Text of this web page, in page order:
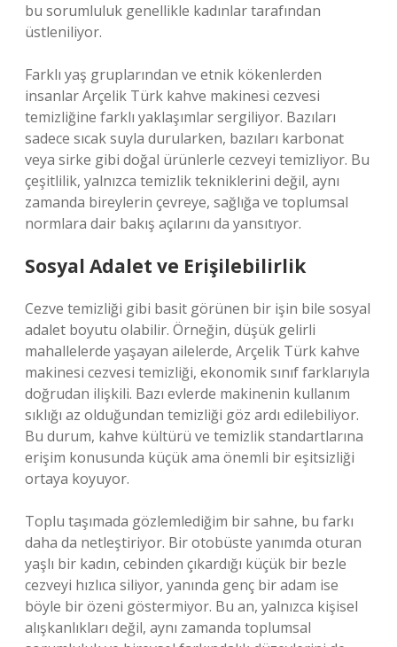
bu sorumluluk genellikle kadınlar tarafından
üstleniliyor.
Farklı yaş gruplarından ve etnik kökenlerden
insanlar Arçelik Türk kahve makinesi cezvesi
temizliğine farklı yaklaşımlar sergiliyor. Bazıları
sadece sıcak suyla durularken, bazıları karbonat
veya sirke gibi doğal ürünlerle cezveyi temizliyor. Bu
çeşitlilik, yalnızca temizlik tekniklerini değil, aynı
zamanda bireylerin çevreye, sağlığa ve toplumsal
normlara dair bakış açılarını da yansıtıyor.
Sosyal Adalet ve Erişilebilirlik
Cezve temizliği gibi basit görünen bir işin bile sosyal
adalet boyutu olabilir. Örneğin, düşük gelirli
mahallelerde yaşayan ailelerde, Arçelik Türk kahve
makinesi cezvesi temizliği, ekonomik sınıf farklarıyla
doğrudan ilişkili. Bazı evlerde makinenin kullanım
sıklığı az olduğundan temizliği göz ardı edilebiliyor.
Bu durum, kahve kültürü ve temizlik standartlarına
erişim konusunda küçük ama önemli bir eşitsizliği
ortaya koyuyor.
Toplu taşımada gözlemlediğim bir sahne, bu farkı
daha da netleştiriyor. Bir otobüste yanımda oturan
yaşlı bir kadın, cebinden çıkardığı küçük bir bezle
cezveyi hızlıca siliyor, yanında genç bir adam ise
böyle bir özeni göstermiyor. Bu an, yalnızca kişisel
alışkanlıkları değil, aynı zamanda toplumsal